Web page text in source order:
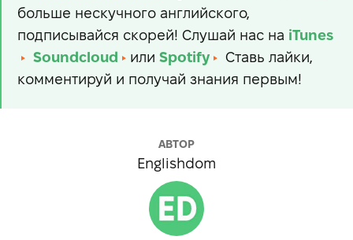
больше нескучного английского,
подписывайся скорей! Слушай нас на iTunes
Soundcloud
или Spotify
Ставь лайки,
комментируй и получай знания первым!
АВТОР
Englishdom